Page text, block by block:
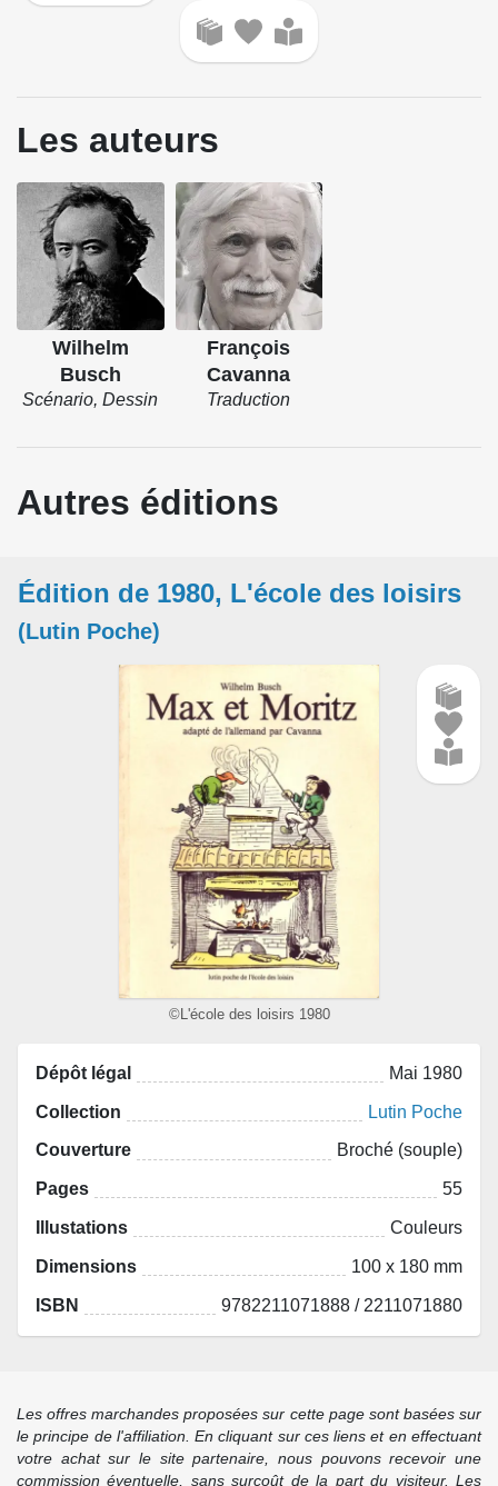
Les auteurs
Wilhelm
Busch
Scénario, Dessin
François
Cavanna
Traduction
Autres éditions
Édition de 1980, L'école des loisirs
(Lutin Poche)
©L'école des loisirs 1980
Dépôt légal Mai 1980
Collection Lutin Poche
Couverture Broché (souple)
Pages 55
Illustations Couleurs
Dimensions 100 x 180 mm
ISBN 9782211071888 / 2211071880
Les offres marchandes proposées sur cette page sont basées sur
le principe de l'affiliation. En cliquant sur ces liens et en effectuant
votre achat sur le site partenaire, nous pouvons recevoir une
commission éventuelle, sans surcoût de la part du visiteur. Les